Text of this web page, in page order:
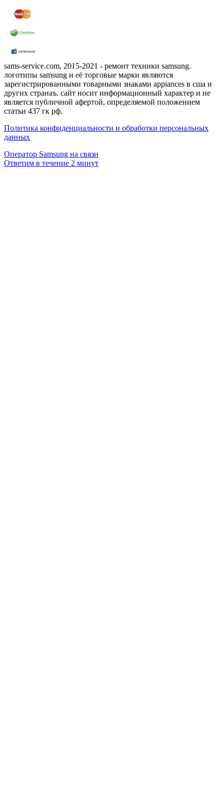
sams-service.com, 2015-2021 - ремонт техники samsung.
логотипы samsung и её торговые марки являются
зарегистрированными товарными знаками appiances в сша и
других странаъ. сайт носит информационный характер и не
является публичной афертой, определяемой положением
статьи 437 гк рф.
Политика конфиденциальности и обработки персональных
данных
Оператор Samsung на связи
Ответим в течение 2 минут